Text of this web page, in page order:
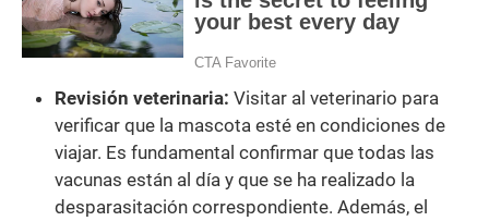
Revisión veterinaria: Visitar al veterinario para
verificar que la mascota esté en condiciones de
viajar. Es fundamental confirmar que todas las
vacunas están al día y que se ha realizado la
desparasitación correspondiente. Además, el